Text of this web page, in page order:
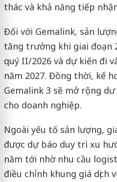
thác và khả năng tiếp
Đối với Gemalink, sản
tăng trưởng khi giai đoạn
quý II/2026 và dự kiến đi
năm 2027. Đồng thời, kế
Gemalink 3 sẽ mở rộng
cho doanh nghiệp.
Ngoài yếu tố sản lượng,
được dự báo duy trì xu
năm tới nhờ nhu cầu
điều chỉnh khung giá dịch